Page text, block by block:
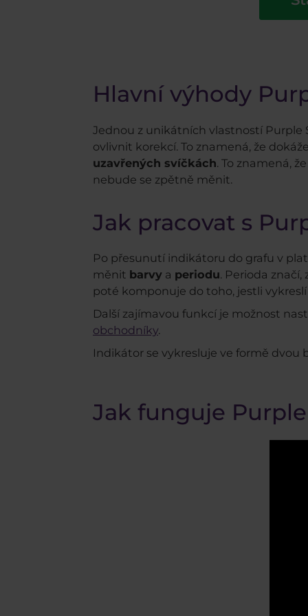
Hlavní výhody
Jednou z unikátních vlastností Purple
ovlivnit korekcí. To znamená, že
uzavřených svíčkách. To znamená,
nebude se zpětně měnit.
Jak pracovat s
Po přesunutí indikátoru do grafu v
měnit barvy a periodu. Perioda
poté komponuje do toho, jestli
Další zajímavou funkcí je možnost
obchodníky.
Indikátor se vykresluje ve formě dvou
Jak funguje